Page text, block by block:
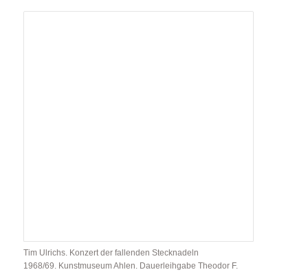
Tim Ulrichs. Konzert der fallenden Stecknadeln
1968/69. Kunstmuseum Ahlen. Dauerleihgabe Theodor F.